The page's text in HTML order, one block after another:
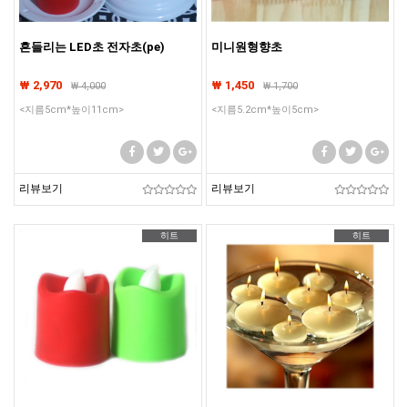
흔들리는 LED초 전자초(pe)
₩ 2,970 ₩4,000
<지름5cm*높이11cm>
리뷰보기
미니원형향초
₩ 1,450 ₩1,700
<지름5.2cm*높이5cm>
리뷰보기
히트 히트